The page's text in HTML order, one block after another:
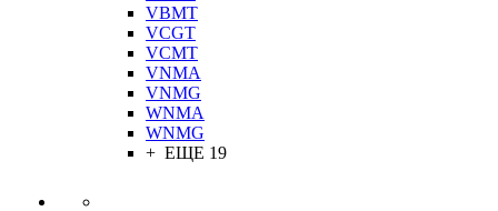
VBMT
VCGT
VCMT
VNMA
VNMG
WNMA
WNMG
+ ЕЩЕ 19